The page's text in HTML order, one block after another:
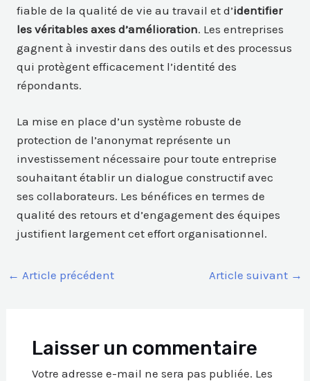
fiable de la qualité de vie au travail et d’identifier
les véritables axes d’amélioration. Les entreprises
gagnent à investir dans des outils et des processus
qui protègent efficacement l’identité des
répondants.
La mise en place d’un système robuste de
protection de l’anonymat représente un
investissement nécessaire pour toute entreprise
souhaitant établir un dialogue constructif avec
ses collaborateurs. Les bénéfices en termes de
qualité des retours et d’engagement des équipes
justifient largement cet effort organisationnel.
← Article précédent Article suivant →
Laisser un commentaire
Votre adresse e-mail ne sera pas publiée. Les